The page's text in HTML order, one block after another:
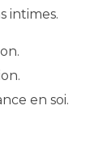
intimes.
en soi.